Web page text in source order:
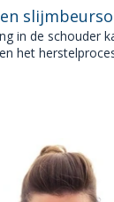
in de schouder
het